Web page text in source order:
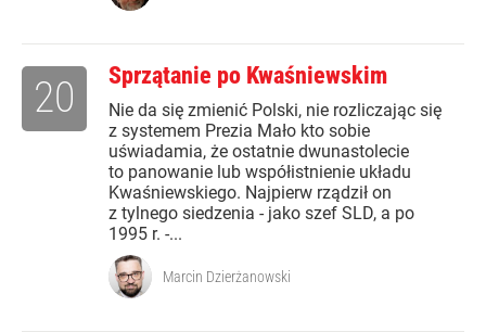
Sprzątanie po Kwaśniewskim
Nie da się zmienić Polski, nie rozliczając się
z systemem Prezia Mało kto sobie
uświadamia, że ostatnie dwunastolecie
to panowanie lub współistnienie układu
Kwaśniewskiego. Najpierw rządził on
z tylnego siedzenia - jako szef SLD, a po
1995 r. -...
20
Marcin Dzierżanowski